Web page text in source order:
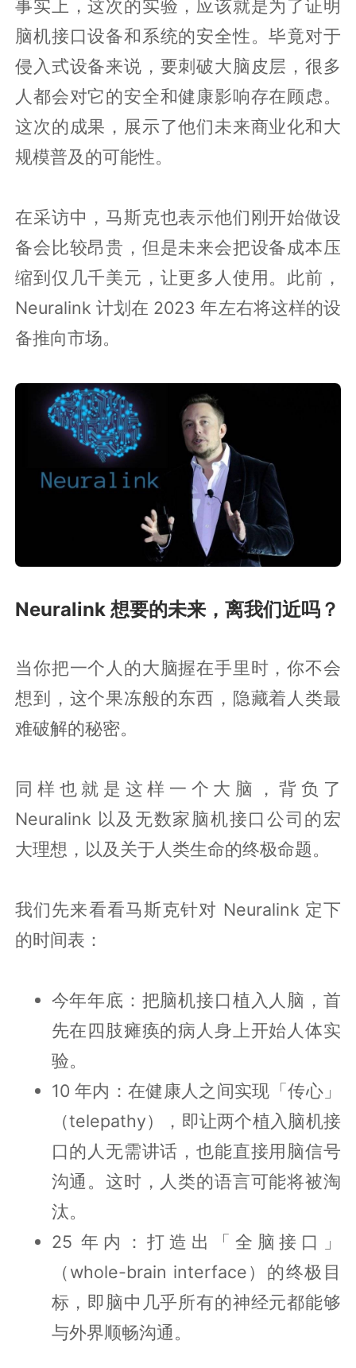
事实上，这次的实验，应该就是为了证明
脑机接口设备和系统的安全性。毕竟对于
侵入式设备来说，要刺破大脑皮层，很多
人都会对它的安全和健康影响存在顾虑。
这次的成果，展示了他们未来商业化和大
规模普及的可能性。
在采访中，马斯克也表示他们刚开始做设
备会比较昂贵，但是未来会把设备成本压
缩到仅几千美元，让更多人使用。此前，
Neuralink 计划在 2023 年左右将这样的设
备推向市场。
Neuralink 想要的未来，离我们近吗？
当你把一个人的大脑握在手里时，你不会
想到，这个果冻般的东西，隐藏着人类最
难破解的秘密。
同样也就是这样一个大脑，背负了
Neuralink 以及无数家脑机接口公司的宏
大理想，以及关于人类生命的终极命题。
我们先来看看马斯克针对 Neuralink 定下
的时间表：
今年年底：把脑机接口植入人脑，首
先在四肢瘫痪的病人身上开始人体实
验。
10 年内：在健康人之间实现「传心」
（telepathy），即让两个植入脑机接
口的人无需讲话，也能直接用脑信号
沟通。这时，人类的语言可能将被淘
汰。
25 年内：打造出「全脑接口」
（whole-brain interface）的终极目
标，即脑中几乎所有的神经元都能够
与外界顺畅沟通。